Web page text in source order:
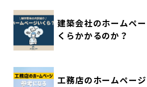
建築会社のホームペ
くらかかるのか？
工務店のホームペー